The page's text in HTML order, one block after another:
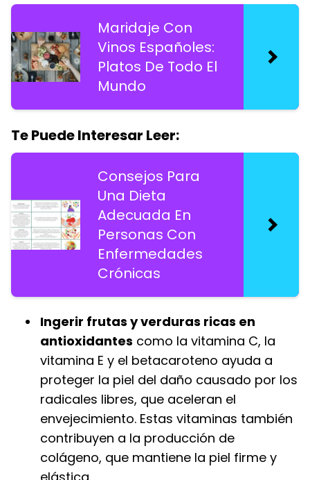
Maridaje Con
Vinos Españoles:
Platos De Todo El
Mundo
Te Puede Interesar Leer:
Consejos Para
Una Dieta
Adecuada En
Personas Con
Enfermedades
Crónicas
Ingerir frutas y verduras ricas en
antioxidantes como la vitamina C, la
vitamina E y el betacaroteno ayuda a
proteger la piel del daño causado por los
radicales libres, que aceleran el
envejecimiento. Estas vitaminas también
contribuyen a la producción de
colágeno, que mantiene la piel firme y